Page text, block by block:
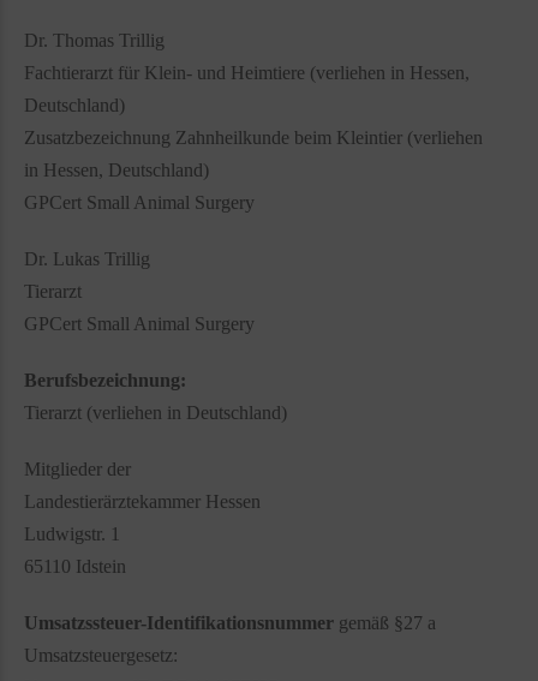
Dr. Thomas Trillig
Fachtierarzt für Klein- und Heimtiere (verliehen in Hessen,
Deutschland)
Zusatzbezeichnung Zahnheilkunde beim Kleintier (verliehen
in Hessen, Deutschland)
GPCert Small Animal Surgery
Dr. Lukas Trillig
Tierarzt
GPCert Small Animal Surgery
Berufsbezeichnung:
Tierarzt (verliehen in Deutschland)
Mitglieder der
Landestierärztekammer Hessen
Ludwigstr. 1
65110 Idstein
Umsatzssteuer-Identifikationsnummer gemäß §27 a
Umsatzsteuergesetz: